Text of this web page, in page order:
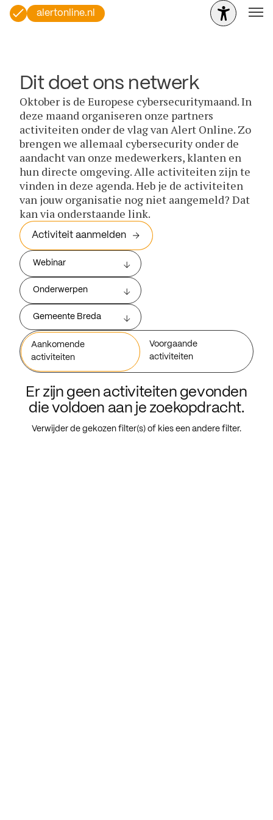
alertonline.nl
Dit doet ons netwerk
Oktober is de Europese cybersecuritymaand. In
deze maand organiseren onze partners
activiteiten onder de vlag van Alert Online. Zo
brengen we allemaal cybersecurity onder de
aandacht van onze medewerkers, klanten en
hun directe omgeving. Alle activiteiten zijn te
vinden in deze agenda. Heb je de activiteiten
van jouw organisatie nog niet aangemeld? Dat
kan via onderstaande link.
Activiteit aanmelden
Webinar
Onderwerpen
Gemeente Breda
Aankomende
activiteiten
Voorgaande
activiteiten
Er zijn geen activiteiten gevonden
die voldoen aan je zoekopdracht.
Verwijder de gekozen filter(s) of kies een andere filter.